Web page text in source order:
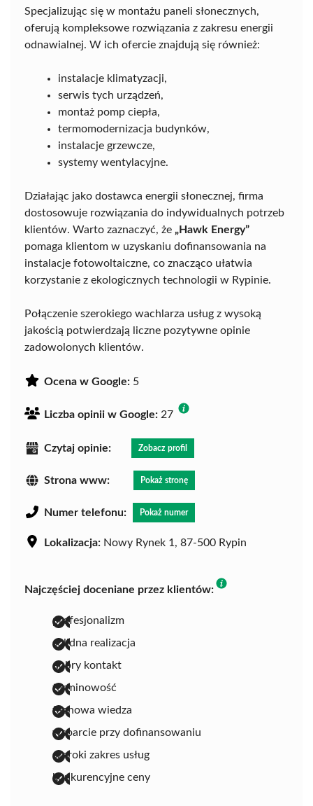
Specjalizując się w montażu paneli słonecznych,
oferują kompleksowe rozwiązania z zakresu energii
odnawialnej. W ich ofercie znajdują się również:
instalacje klimatyzacji,
serwis tych urządzeń,
montaż pomp ciepła,
termomodernizacja budynków,
instalacje grzewcze,
systemy wentylacyjne.
Działając jako dostawca energii słonecznej, firma
dostosowuje rozwiązania do indywidualnych potrzeb
klientów. Warto zaznaczyć, że „Hawk Energy”
pomaga klientom w uzyskaniu dofinansowania na
instalacje fotowoltaiczne, co znacząco ułatwia
korzystanie z ekologicznych technologii w Rypinie.
Połączenie szerokiego wachlarza usług z wysoką
jakością potwierdzają liczne pozytywne opinie
zadowolonych klientów.
Ocena w Google: 5
Liczba opinii w Google: 27
Czytaj opinie: Zobacz profil
Strona www: Pokaż stronę
Numer telefonu: Pokaż numer
Lokalizacja: Nowy Rynek 1, 87-500 Rypin
Najczęściej doceniane przez klientów:
profesjonalizm
solidna realizacja
dobry kontakt
terminowość
fachowa wiedza
wsparcie przy dofinansowaniu
szeroki zakres usług
konkurencyjne ceny